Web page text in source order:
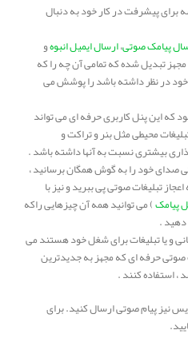
پیشرفت در کار خود به دنبال
پیامک صوتی،ارسال ایمیل انبوهو
تبدیل شده که تمامی آن چه را که
در نظر داشته باشد را پوشش می
که این پنل کاربری حرفه ای می تواند
محیطی مثل بنر و تراکت و
بیشتری نسبت به آنها داشته باشد .
صدای خود را به گوش همگان برسانید ،
تبلیغات صوتی پی ببرید و نیز با
) می توانید همه آن چیزهایی راکه
.
و یا تبلیغات برای شغل خود هستند می
صوتی حرفه ای که مجهز به جدیدترین
کنند .
پیام صوتی ارسال کنید. برای